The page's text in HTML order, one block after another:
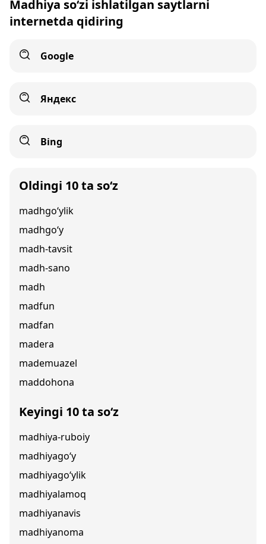
Madhiya so‘zi ishlatilgan saytlarni
internetda qidiring
Google
Яндекс
Bing
Oldingi 10 ta so‘z
madhgo‘ylik
madhgo‘y
madh-tavsit
madh-sano
madh
madfun
madfan
madera
mademuazel
maddohona
Keyingi 10 ta so‘z
madhiya-ruboiy
madhiyago‘y
madhiyago‘ylik
madhiyalamoq
madhiyanavis
madhiyanoma